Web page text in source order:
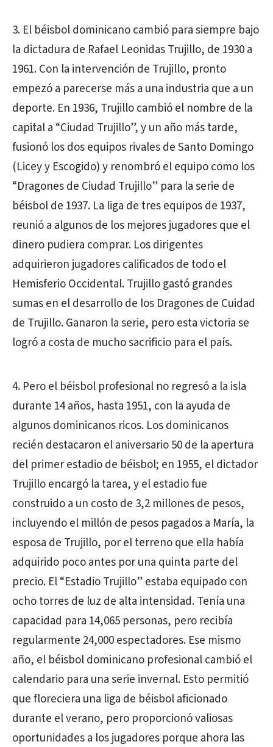
3. El béisbol dominicano cambió para siempre bajo
la dictadura de Rafael Leonidas Trujillo, de 1930 a
1961. Con la intervención de Trujillo, pronto
empezó a parecerse más a una industria que a un
deporte. En 1936, Trujillo cambió el nombre de la
capital a “Ciudad Trujillo”, y un año más tarde,
fusionó los dos equipos rivales de Santo Domingo
(Licey y Escogido) y renombró el equipo como los
“Dragones de Ciudad Trujillo” para la serie de
béisbol de 1937. La liga de tres equipos de 1937,
reunió a algunos de los mejores jugadores que el
dinero pudiera comprar. Los dirigentes
adquirieron jugadores calificados de todo el
Hemisferio Occidental. Trujillo gastó grandes
sumas en el desarrollo de los Dragones de Cuidad
de Trujillo. Ganaron la serie, pero esta victoria se
logró a costa de mucho sacrificio para el país.
4. Pero el béisbol profesional no regresó a la isla
durante 14 años, hasta 1951, con la ayuda de
algunos dominicanos ricos. Los dominicanos
recién destacaron el aniversario 50 de la apertura
del primer estadio de béisbol; en 1955, el dictador
Trujillo encargó la tarea, y el estadio fue
construido a un costo de 3,2 millones de pesos,
incluyendo el millón de pesos pagados a María, la
esposa de Trujillo, por el terreno que ella había
adquirido poco antes por una quinta parte del
precio. El “Estadio Trujillo” estaba equipado con
ocho torres de luz de alta intensidad. Tenía una
capacidad para 14,065 personas, pero recibía
regularmente 24,000 espectadores. Ese mismo
año, el béisbol dominicano profesional cambió el
calendario para una serie invernal. Esto permitió
que floreciera una liga de béisbol aficionado
durante el verano, pero proporcionó valiosas
oportunidades a los jugadores porque ahora las